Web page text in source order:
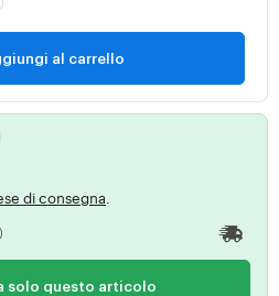
Aggiungi al carrello
di consegna
solo questo articolo